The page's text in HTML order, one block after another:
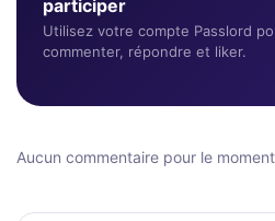
participer
Utilisez votre compte Passlord
commenter, répondre et liker.
Aucun commentaire pour le